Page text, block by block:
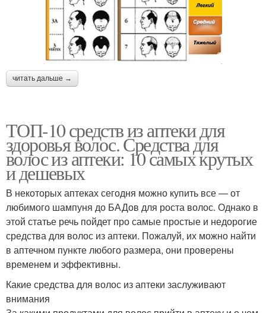
читать дальше →
ТОП-10 средств из аптеки для
здоровья волос. Средства для
волос из аптеки: 10 самых крутых
и дешевых
В некоторых аптеках сегодня можно купить все — от
любимого шампуня до БАДов для роста волос. Однако в
этой статье речь пойдет про самые простые и недорогие
средства для волос из аптеки. Пожалуй, их можно найти
в аптечном пункте любого размера, они проверены
временем и эффективны.
Какие средства для волос из аптеки заслуживают
внимания